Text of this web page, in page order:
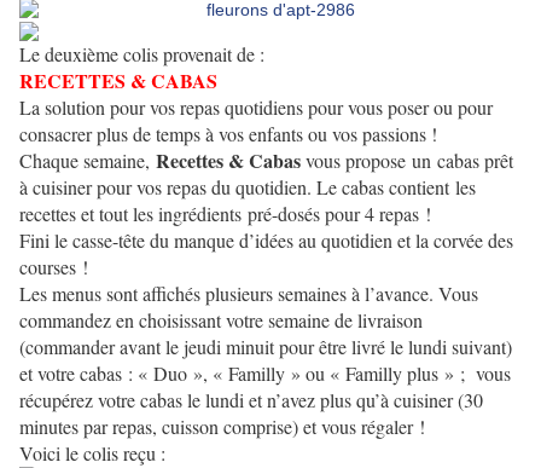
Le deuxième colis provenait de :
RECETTES & CABAS
La solution pour vos repas quotidiens pour vous poser ou pour
consacrer plus de temps à vos enfants ou vos passions !
Chaque semaine, Recettes & Cabasvous propose un cabas prêt
à cuisiner pour vos repas du quotidien. Le cabas contient les
recettes et tout les ingrédients pré-dosés pour 4 repas !
Fini le casse-tête du manque d’idées au quotidien et la corvée des
courses !
Les menus sont affichés plusieurs semaines à l’avance. Vous
commandez en choisissant votre semaine de livraison
(commander avant le jeudi minuit pour être livré le lundi suivant)
et votre cabas : « Duo », « Familly » ou « Familly plus » ; vous
récupérez votre cabas le lundi et n’avez plus qu’à cuisiner (30
minutes par repas, cuisson comprise) et vous régaler !
Voici le colis reçu :